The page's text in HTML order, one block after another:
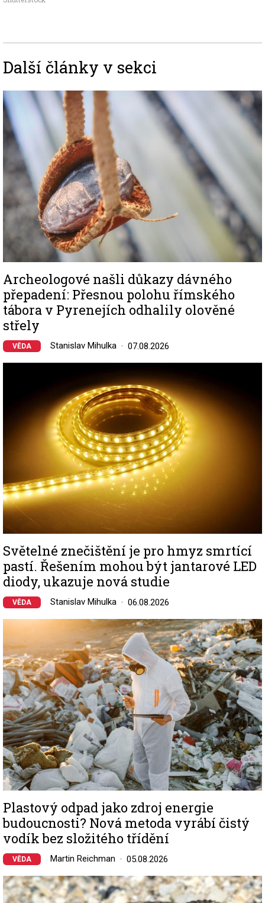
Další články v sekci
Image
Archeologové našli důkazy dávného
přepadení: Přesnou polohu římského
tábora v Pyrenejích odhalily olověné
střely
VĚDA Stanislav Mihulka 07.08.2026
Světelné znečištění je pro hmyz smrtící
pastí. Řešením mohou být jantarové LED
diody, ukazuje nová studie
VĚDA Stanislav Mihulka 06.08.2026
Image
Plastový odpad jako zdroj energie
budoucnosti? Nová metoda vyrábí čistý
vodík bez složitého třídění
VĚDA Martin Reichman 05.08.2026
Image